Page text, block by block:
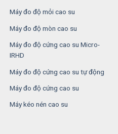
Máy đo độ mỏi cao su
Máy đo độ mòn cao su
Máy đo độ cứng cao su Micro-
IRHD
Máy đo độ cứng cao su tự động
Máy đo độ cứng cao su
Máy kéo nén cao su